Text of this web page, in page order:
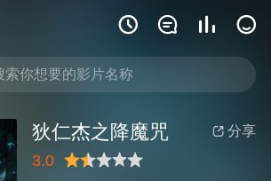
   
 分享
狄仁杰之降魔咒
3.0
还行推荐力荐